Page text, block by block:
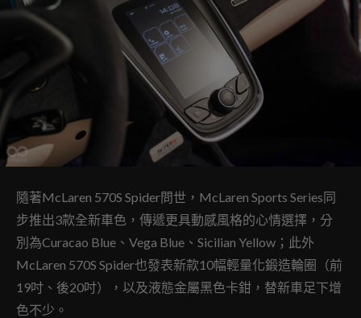
隨著McLaren 570S Spider問世，McLaren Sports Series同
步推出3款全新車色，傳遞更具動感風格的心情選擇，分
別為Curacao Blue、Vega Blue、Sicilian Yellow；此外
McLaren 570S Spider也發表新款10幅輕量化鍛造輪圈（前
19吋、後20吋），以及液態金屬黑色卡鉗，替新車足下增
色不少。